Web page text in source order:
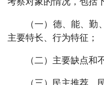
（一）德、能、
主要特长、行为特征；
（二）主要缺点和
（三）民主推荐、